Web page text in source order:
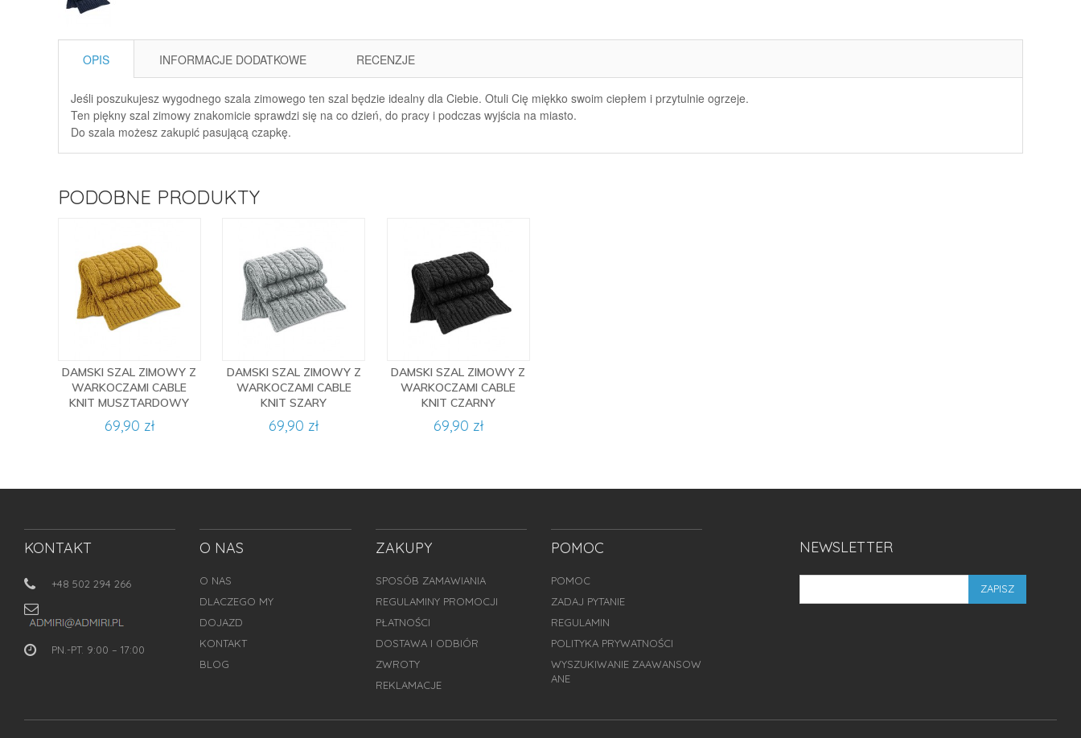
OPIS INFORMACJE DODATKOWE RECENZJE
Jeśli poszukujesz wygodnego szala zimowego ten szal będzie idealny dla Ciebie. Otuli Cię miękko swoim ciepłem i przytulnie ogrzeje.
Ten piękny szal zimowy znakomicie sprawdzi się na co dzień, do pracy i podczas wyjścia na miasto.
Do szala możesz zakupić pasującą czapkę.
PODOBNE PRODUKTY
DAMSKI SZAL ZIMOWY Z
WARKOCZAMI CABLE
KNIT MUSZTARDOWY
69,90 zł
DAMSKI SZAL ZIMOWY Z
WARKOCZAMI CABLE
KNIT SZARY
69,90 zł
DAMSKI SZAL ZIMOWY Z
WARKOCZAMI CABLE
KNIT CZARNY
69,90 zł
NEWSLETTER
ZAPISZ
KONTAKT
+48 502 294 266
PN.-PT. 9:00 – 17:00
O NAS
O NAS
DLACZEGO MY
DOJAZD
KONTAKT
BLOG
ZAKUPY
SPOSÓB ZAMAWIANIA
REGULAMINY PROMOCJI
PŁATNOŚCI
DOSTAWA I ODBIÓR
ZWROTY
REKLAMACJE
POMOC
POMOC
ZADAJ PYTANIE
REGULAMIN
POLITYKA PRYWATNOŚCI
WYSZUKIWANIE ZAAWANSOW
ANE